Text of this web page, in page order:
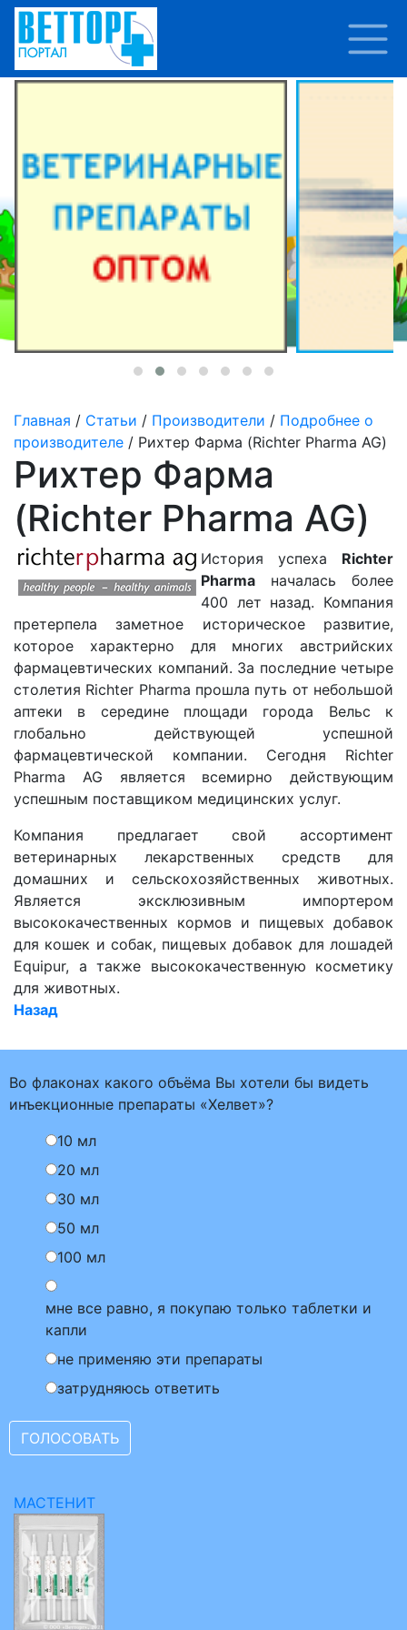
Главная / Статьи / Производители / Подробнее о
производителе / Рихтер Фарма (Richter Pharma AG)
Рихтер Фарма
(Richter Pharma AG)
История успеха Richter
Pharma началась более
400 лет назад. Компания
претерпела заметное историческое развитие,
которое характерно для многих австрийских
фармацевтических компаний. За последние четыре
столетия Richter Pharma прошла путь от небольшой
аптеки в середине площади города Вельс к
глобально действующей успешной
фармацевтической компании. Сегодня Richter
Pharma AG является всемирно действующим
успешным поставщиком медицинских услуг.
Компания предлагает свой ассортимент
ветеринарных лекарственных средств для
домашних и сельскохозяйственных животных.
Является эксклюзивным импортером
высококачественных кормов и пищевых добавок
для кошек и собак, пищевых добавок для лошадей
Equipur, а также высококачественную косметику
для животных.
Назад
Во флаконах какого объёма Вы хотели бы видеть
инъекционные препараты «Хелвет»?
10 мл
20 мл
30 мл
50 мл
100 мл
мне все равно, я покупаю только таблетки и
капли
не применяю эти препараты
затрудняюсь ответить
МАСТЕНИТ